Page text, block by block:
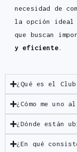
necesidad de
la opción ideal
que buscan
y eficiente.
¿Qué es el
¿Cómo me uno
¿Dónde están
¿En qué